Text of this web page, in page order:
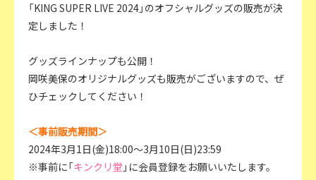
「KING SUPER LIVE 2024」のオフシャルグッズの販売が決
定しました！
グッズラインナップも公開！
岡咲美保のオリジナルグッズも販売がございますので、ぜ
ひチェックしてください！
＜事前販売期間＞
2024年3月1日(金)18:00～3月10日(日)23:59
※事前に「キンクリ堂 」に会員登録をお願いいたします。